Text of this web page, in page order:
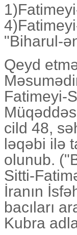
"Biharul-
Qeyd
Fatimeyi-
cild 48,
ləqəbi ilə
olunub.
Sitti-
İranın
bacıları
Kubra